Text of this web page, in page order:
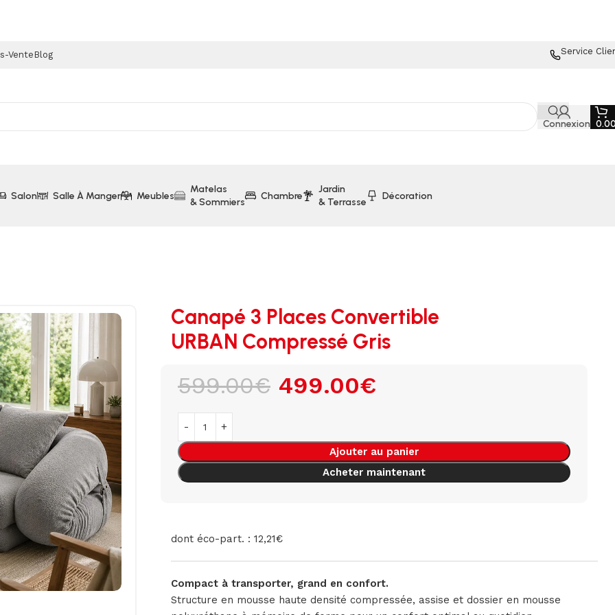
Vente Blog Service
Connexion
Salon Salle À Manger Meubles
Matelas
& Sommiers
Chambre
Jardin
& Terrasse
Décoration
Canapé 3 Places Convertible
URBAN Compressé Gris
599.00€ 499.00€
Ajouter au panier
Acheter maintenant
dont éco-part. : 12,21€
Compact à transporter, grand en confort.
Structure en mousse haute densité compressée, assise et dossier en mousse